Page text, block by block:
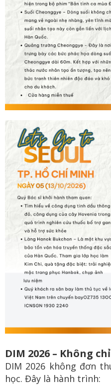
DIM 2026 – Không
DIM 2026 không đơn
học. Đây là hành trình: